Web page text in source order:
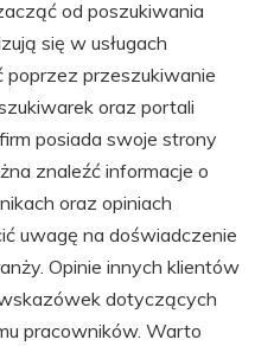
od poszukiwania
się w usługach
poprzez przeszukiwanie
oraz portali
posiada swoje strony
znaleźć informacje o
oraz opiniach
uwagę na doświadczenie
Opinie innych klientów
dotyczących
pracowników. Warto